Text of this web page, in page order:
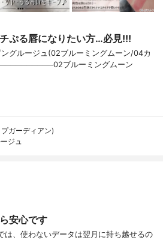
ぷる唇になりたい方…必見!!!
グルージュ(02ブルーミングムーン/04カ
ブルーミングムーン
ガーディアン)
ジュ
安心です
は、使わないデータは翌月に持ち越せるの